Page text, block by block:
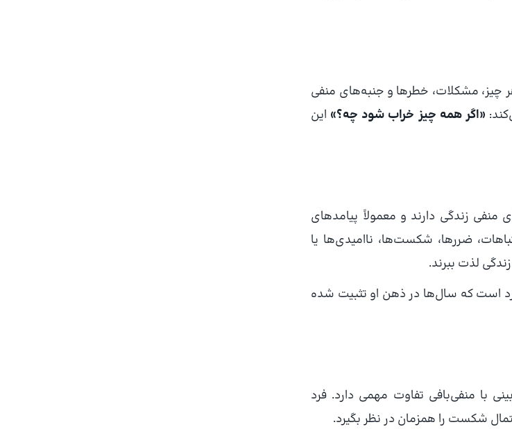
چیز، مشکلات، خطرها و جنبه‌های منفی
«اگر همه چیز خراب شود چه؟» این
منفی زندگی دارند و معمولاً پیامدهای
ضررها، شکست‌ها، ناامیدی‌ها یا
لذت ببرند.
است که سال‌ها در ذهن او تثبیت شده
با منفی‌بافی تفاوت مهمی دارد. فرد
شکست را همزمان در نظر بگیرد.